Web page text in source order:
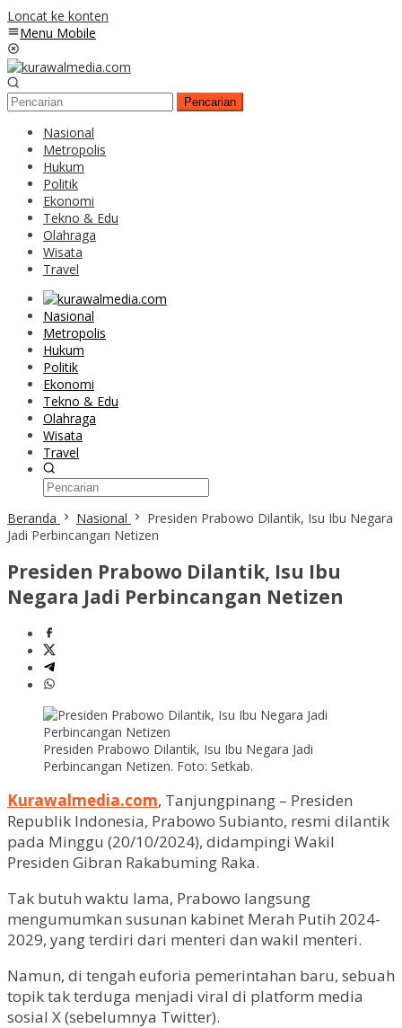
Loncat ke konten
Menu Mobile
Pencarian
Nasional
Metropolis
Hukum
Politik
Ekonomi
Tekno & Edu
Olahraga
Wisata
Travel
Nasional
Metropolis
Hukum
Politik
Ekonomi
Tekno & Edu
Olahraga
Wisata
Travel
Beranda Nasional
Presiden Prabowo Dilantik, Isu Ibu Negara
Jadi Perbincangan Netizen
Presiden Prabowo Dilantik, Isu Ibu
Negara Jadi Perbincangan Netizen
Presiden Prabowo Dilantik, Isu Ibu Negara Jadi
Perbincangan Netizen. Foto: Setkab.
Kurawalmedia.com, Tanjungpinang – Presiden
Republik Indonesia, Prabowo Subianto, resmi dilantik
pada Minggu (20/10/2024), didampingi Wakil
Presiden Gibran Rakabuming Raka.
Tak butuh waktu lama, Prabowo langsung
mengumumkan susunan kabinet Merah Putih 2024-
2029, yang terdiri dari menteri dan wakil menteri.
Namun, di tengah euforia pemerintahan baru, sebuah
topik tak terduga menjadi viral di platform media
sosial X (sebelumnya Twitter).